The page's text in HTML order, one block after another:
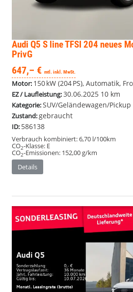
Audi Q5 S line TFSI 204 neues
PrivG
647,– € mtl. inkl. MwSt.
Motor: 150 kW (204 PS), Automatik,
EZ / Laufleistung:30.06.2025 10 km
Kategorie:SUV/Geländewagen/Pickup
Zustand:gebraucht
ID: 586138
Verbrauch kombiniert:6,70 l/100km
CO2-Klasse: E
CO2-Emissionen: 152,00 g/km
Details